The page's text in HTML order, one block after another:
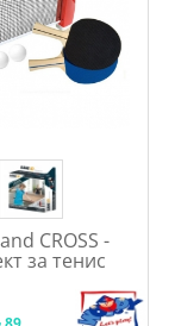
CROSS -
за тенис
и мрежа